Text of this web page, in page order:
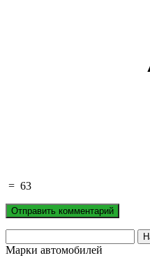
= 63
Марки автомобилей